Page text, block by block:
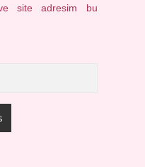
site adresim bu